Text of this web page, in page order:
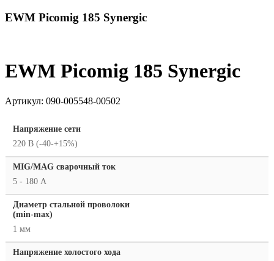
EWM Picomig 185 Synergic
EWM Picomig 185 Synergic
Артикул: 090-005548-00502
Напряжение сети
220 В (-40-+15%)
MIG/MAG cварочный ток
5 - 180 А
Диаметр стальной проволоки
(min-max)
1 мм
Напряжение холостого хода